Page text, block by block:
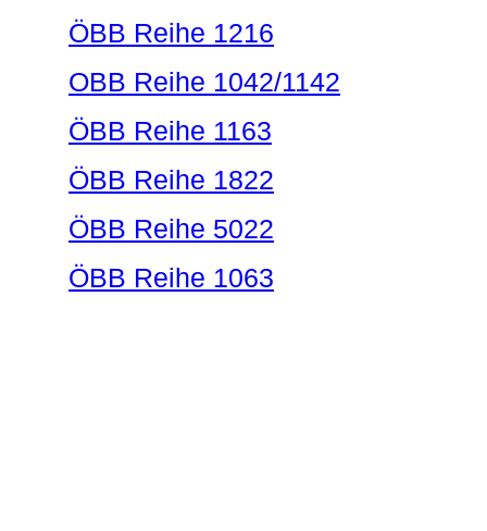
ÖBB Reihe 1216
OBB Reihe 1042/1142
ÖBB Reihe 1163
ÖBB Reihe 1822
ÖBB Reihe 5022
ÖBB Reihe 1063